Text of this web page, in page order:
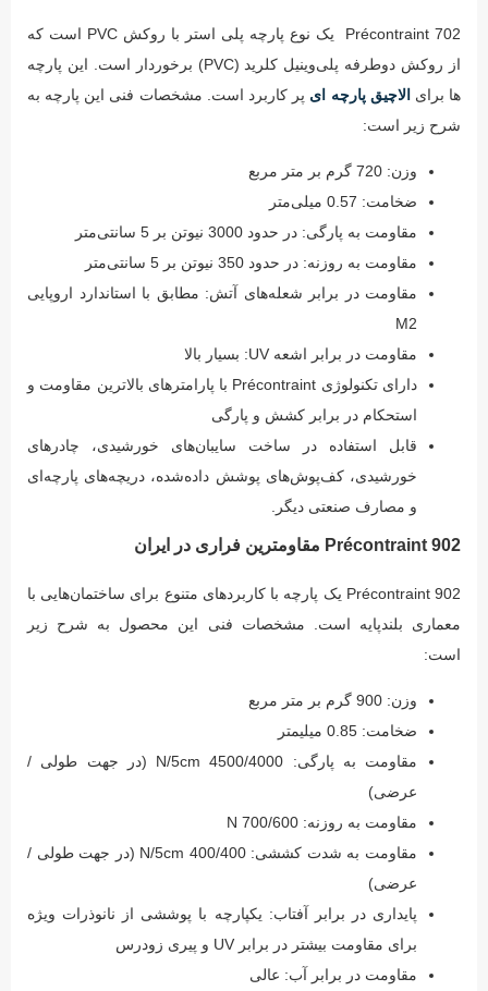
Précontraint 702 یک نوع پارچه پلی استر با روکش PVC است که
از روکش دوطرفه پلی‌وینیل کلرید (PVC) برخوردار است. این پارچه
ها برای الاچیق پارچه ای پر کاربرد است. مشخصات فنی این پارچه به
شرح زیر است:
وزن: 720 گرم بر متر مربع
ضخامت: 0.57 میلی‌متر
مقاومت به پارگی: در حدود 3000 نیوتن بر 5 سانتی‌متر
مقاومت به روزنه: در حدود 350 نیوتن بر 5 سانتی‌متر
مقاومت در برابر شعله‌های آتش: مطابق با استاندارد اروپایی
M2
مقاومت در برابر اشعه UV: بسیار بالا
دارای تکنولوژی Précontraint با پارامترهای بالاترین مقاومت و
استحکام در برابر کشش و پارگی
قابل استفاده در ساخت سایبان‌های خورشیدی، چادرهای
خورشیدی، کف‌پوش‌های پوشش داده‌شده، دریچه‌های پارچه‌ای
و مصارف صنعتی دیگر.
Précontraint 902 مقاومترین فراری در ایران
Précontraint 902 یک پارچه با کاربردهای متنوع برای ساختمان‌هایی با
معماری بلندپایه است. مشخصات فنی این محصول به شرح زیر
است:
وزن: 900 گرم بر متر مربع
ضخامت: 0.85 میلیمتر
مقاومت به پارگی: 4500/4000 N/5cm (در جهت طولی /
عرضی)
مقاومت به روزنه: 700/600 N
مقاومت به شدت کششی: 400/400 N/5cm (در جهت طولی /
عرضی)
پایداری در برابر آفتاب: یکپارچه با پوششی از نانوذرات ویژه
برای مقاومت بیشتر در برابر UV و پیری زودرس
مقاومت در برابر آب: عالی